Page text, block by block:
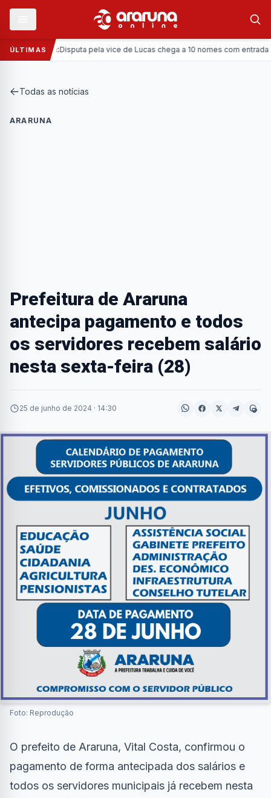
ÚLTIMAS
Política: Disputa pela vice de Lucas chega a 10 nomes com entrada
Todas as notícias
ARARUNA
Prefeitura de Araruna
antecipa pagamento e todos
os servidores recebem salário
nesta sexta-feira (28)
25 de junho de 2024 · 14:30
Foto: Reprodução
O prefeito de Araruna, Vital Costa, confirmou o
pagamento de forma antecipada dos salários e
todos os servidores municipais já recebem nesta